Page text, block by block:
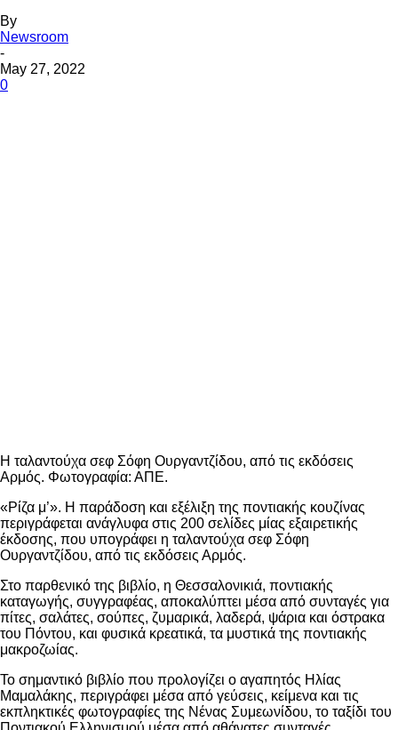
By
Newsroom
-
May 27, 2022
0
Η ταλαντούχα σεφ Σόφη Ουργαντζίδου, από τις εκδόσεις
Αρμός. Φωτογραφία: ΑΠΕ.
«Ρίζα μ’». Η παράδοση και εξέλιξη της ποντιακής κουζίνας
περιγράφεται ανάγλυφα στις 200 σελίδες μίας εξαιρετικής
έκδοσης, που υπογράφει η ταλαντούχα σεφ Σόφη
Ουργαντζίδου, από τις εκδόσεις Αρμός.
Στο παρθενικό της βιβλίο, η Θεσσαλονικιά, ποντιακής
καταγωγής, συγγραφέας, αποκαλύπτει μέσα από συνταγές για
πίτες, σαλάτες, σούπες, ζυμαρικά, λαδερά, ψάρια και όστρακα
του Πόντου, και φυσικά κρεατικά, τα μυστικά της ποντιακής
μακροζωίας.
Το σημαντικό βιβλίο που προλογίζει ο αγαπητός Ηλίας
Μαμαλάκης, περιγράφει μέσα από γεύσεις, κείμενα και τις
εκπληκτικές φωτογραφίες της Νένας Συμεωνίδου, το ταξίδι του